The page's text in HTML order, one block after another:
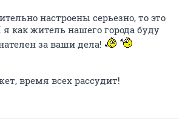
настроены серьезно, то это
как житель нашего города буду
за ваши дела!
время всех рассудит!